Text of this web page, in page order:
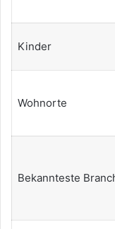
Kinder
Wohnorte
Bekannteste